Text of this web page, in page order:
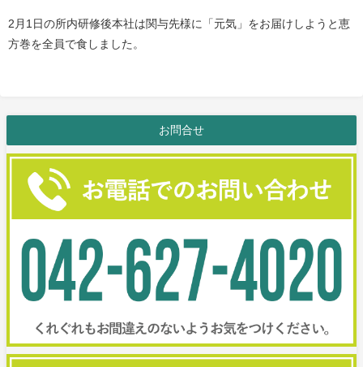
2月1日の所内研修後本社は関与先様に「元気」をお届けしようと恵
方巻を全員で食しました。
お問合せ